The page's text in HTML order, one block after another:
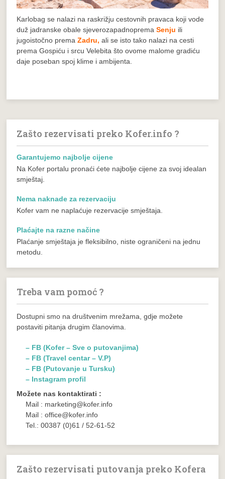
Karlobag se nalazi na raskrižju cestovnih pravaca koji vode
duž jadranske obale sjeverozapadnopremaSenju ili
jugoistočno premaZadru, ali se isto tako nalazi na cesti
prema Gospiću i srcu Velebita što ovome malome gradiću
daje poseban spoj klime i ambijenta.
Zašto rezervisati preko Kofer.info ?
Garantujemo najbolje cijene
Na Kofer portalu pronaći ćete najbolje cijene za svoj idealan
smještaj.
Nema naknade za rezervaciju
Kofer vam ne naplaćuje rezervacije smještaja.
Plaćajte na razne načine
Plaćanje smještaja je fleksibilno, niste ograničeni na jednu
metodu.
Treba vam pomoć ?
Dostupni smo na društvenim mrežama, gdje možete
postaviti pitanja drugim članovima.
– FB (Kofer – Sve o putovanjima)
– FB (Travel centar – V.P)
– FB (Putovanje u Tursku)
– Instagram profil
Možete nas kontaktirati :
Mail : marketing@kofer.info
Mail : office@kofer.info
Tel.: 00387 (0)61 / 52-61-52
Zašto rezervisati putovanja preko Kofera